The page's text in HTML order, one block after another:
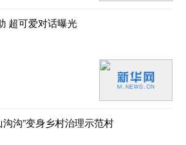
超可爱对话曝光
沟沟”变身乡村治理示范村